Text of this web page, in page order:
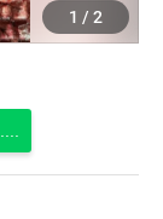
1 / 2